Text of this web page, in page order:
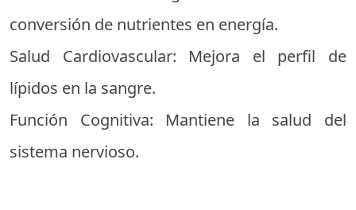
conversión de nutrientes en energía.
Salud Cardiovascular: Mejora el perfil de
lípidos en la sangre.
Función Cognitiva: Mantiene la salud del
sistema nervioso.